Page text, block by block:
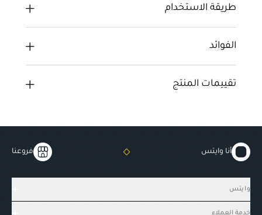
طريقة الاستخدام
الفوائد
تقييمات المنتج
أنا وايتس فروعنا
وايتس
خدمة العملاء